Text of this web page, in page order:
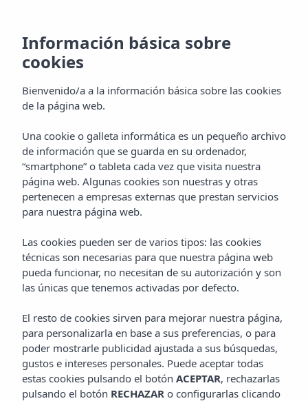
¡SILENCIO!
¡ESTAMOS
RODANDO!
Información básica sobre
cookies
Bienvenido/a a la información básica sobre las cookies
de la página web.
Una cookie o galleta informática es un pequeño archivo
de información que se guarda en su ordenador,
“smartphone” o tableta cada vez que visita nuestra
página web. Algunas cookies son nuestras y otras
pertenecen a empresas externas que prestan servicios
para nuestra página web.
Las cookies pueden ser de varios tipos: las cookies
técnicas son necesarias para que nuestra página web
pueda funcionar, no necesitan de su autorización y son
las únicas que tenemos activadas por defecto.
El resto de cookies sirven para mejorar nuestra página,
para personalizarla en base a sus preferencias, o para
poder mostrarle publicidad ajustada a sus búsquedas,
gustos e intereses personales. Puede aceptar todas
estas cookies pulsando el botón ACEPTAR, rechazarlas
pulsando el botón RECHAZAR o configurarlas clicando